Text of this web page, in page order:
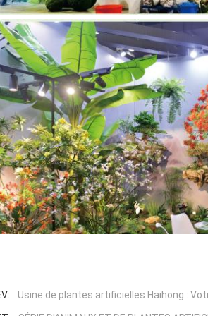
Usine de plantes artificielles Haihong :